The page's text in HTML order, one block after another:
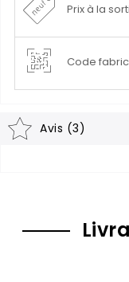
Prix à la
Code
Avis (3)